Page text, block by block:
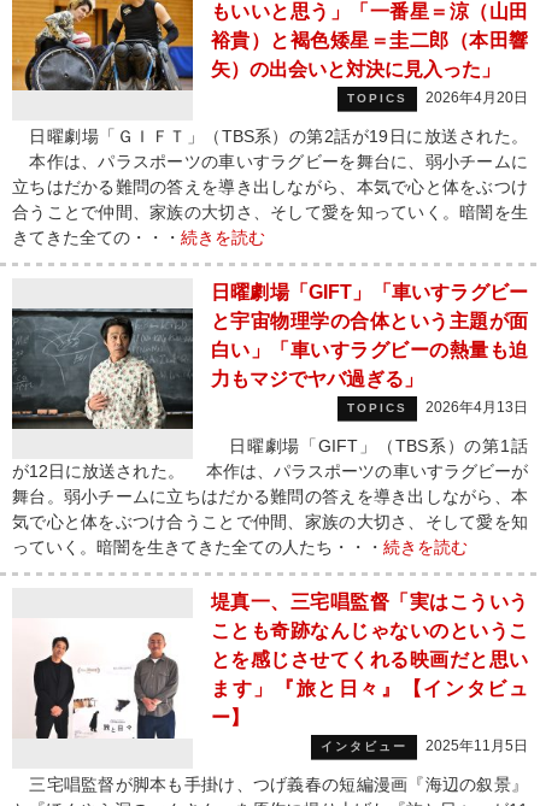
もいいと思う」「一番星＝涼（山田
裕貴）と褐色矮星＝圭二郎（本田響
矢）の出会いと対決に見入った」
TOPICS 2026年4月20日
日曜劇場「ＧＩＦＴ」（TBS系）の第2話が19日に放送された。
本作は、パラスポーツの車いすラグビーを舞台に、弱小チームに
立ちはだかる難問の答えを導き出しながら、本気で心と体をぶつけ
合うことで仲間、家族の大切さ、そして愛を知っていく。暗闇を生
きてきた全ての・・・ 続きを読む
日曜劇場「GIFT」「車いすラグビー
と宇宙物理学の合体という主題が面
白い」「車いすラグビーの熱量も迫
力もマジでヤバ過ぎる」
TOPICS 2026年4月13日
日曜劇場「GIFT」（TBS系）の第1話
が12日に放送された。 本作は、パラスポーツの車いすラグビーが
舞台。弱小チームに立ちはだかる難問の答えを導き出しながら、本
気で心と体をぶつけ合うことで仲間、家族の大切さ、そして愛を知
っていく。暗闇を生きてきた全ての人たち・・・ 続きを読む
堤真一、三宅唱監督「実はこういう
ことも奇跡なんじゃないのというこ
とを感じさせてくれる映画だと思い
ます」『旅と日々』【インタビュ
ー】
インタビュー 2025年11月5日
三宅唱監督が脚本も手掛け、つげ義春の短編漫画『海辺の叙景』